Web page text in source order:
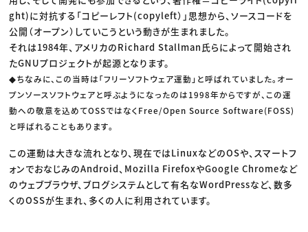
ght)に対抗する「コピーレフト(copyleft）」思想から、ソースコードを
公開（オープン）していこうという動きが生まれました。
それは1984年、アメリカのRichard Stallman氏らによって開始され
たGNUプロジェクトが起源となります。
◆ちなみに、この当時は「フリーソフトウェア運動」と呼ばれていました。オー
プンソースソフトウェアと呼ぶようになったのは1998年からですが、この運
動への敬意を込めてOSSではなくFree/Open Source Software(FOSS)
と呼ばれることもあります。
この運動は大きな流れとなり、現在ではLinuxなどのOSや、スマートフ
ォンでおなじみのAndroid、Mozilla FirefoxやGoogle Chromeなど
のウェブブラウザ、ブログシステムとして有名なWordPressなど、数多
くのOSSが生まれ、多くの人に利用されています。